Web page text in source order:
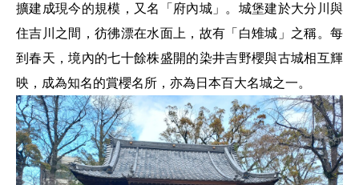
擴建成現今的規模，又名「府內城」。城堡建於大分川與
住吉川之間，彷彿漂在水面上，故有「白雉城」之稱。每
到春天，境內的七十餘株盛開的染井吉野櫻與古城相互輝
映，成為知名的賞櫻名所，亦為日本百大名城之一。